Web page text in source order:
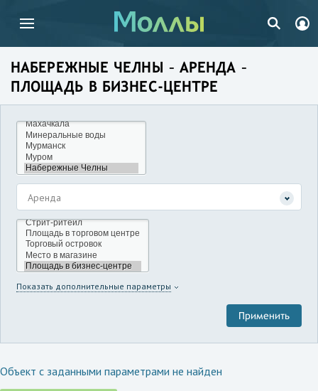
НАБЕРЕЖНЫЕ ЧЕЛНЫ – АРЕНДА –
ПЛОЩАДЬ В БИЗНЕС-ЦЕНТРЕ
Аренда
Показать дополнительные параметры
Объект с заданными параметрами не найден